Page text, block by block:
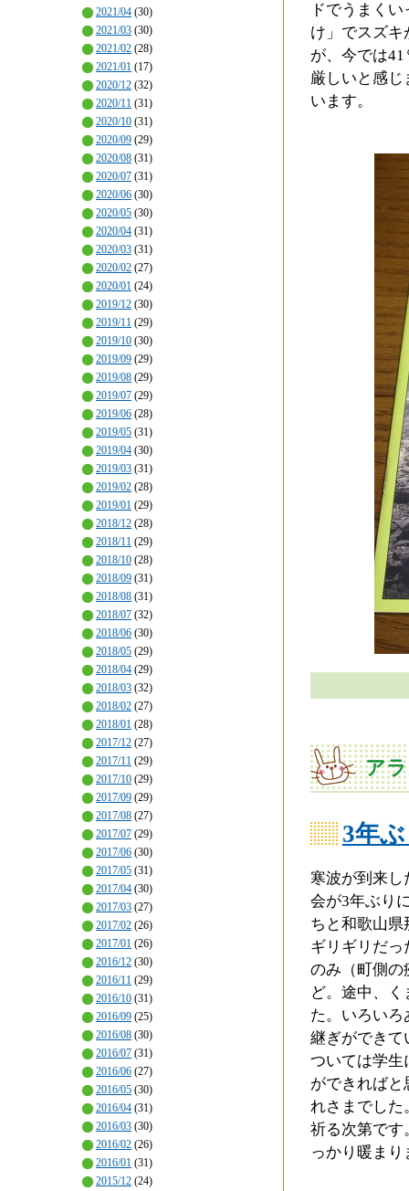
2021/04 (30)
2021/03 (30)
2021/02 (28)
2021/01 (17)
2020/12 (32)
2020/11 (31)
2020/10 (31)
2020/09 (29)
2020/08 (31)
2020/07 (31)
2020/06 (30)
2020/05 (30)
2020/04 (31)
2020/03 (31)
2020/02 (27)
2020/01 (24)
2019/12 (30)
2019/11 (29)
2019/10 (30)
2019/09 (29)
2019/08 (29)
2019/07 (29)
2019/06 (28)
2019/05 (31)
2019/04 (30)
2019/03 (31)
2019/02 (28)
2019/01 (29)
2018/12 (28)
2018/11 (29)
2018/10 (28)
2018/09 (31)
2018/08 (31)
2018/07 (32)
2018/06 (30)
2018/05 (29)
2018/04 (29)
2018/03 (32)
2018/02 (27)
2018/01 (28)
2017/12 (27)
2017/11 (29)
2017/10 (29)
2017/09 (29)
2017/08 (27)
2017/07 (29)
2017/06 (30)
2017/05 (31)
2017/04 (30)
2017/03 (27)
2017/02 (26)
2017/01 (26)
2016/12 (30)
2016/11 (29)
2016/10 (31)
2016/09 (25)
2016/08 (30)
2016/07 (31)
2016/06 (27)
2016/05 (30)
2016/04 (31)
2016/03 (30)
2016/02 (26)
2016/01 (31)
2015/12 (24)
ドでうまく
け」でスズキ
が、今では
厳しいと感
います。
ア
3年
寒波が到来し
会が3年ぶり
ちと和歌山県
ギリギリだっ
のみ（町側の
ど。途中、
た。いろい
継ぎができて
ついては学生
ができれば
れさまでした
祈る次第です
っかり暖ま